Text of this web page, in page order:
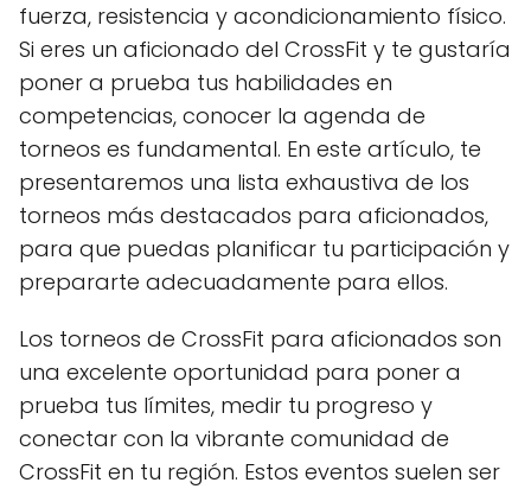
fuerza, resistencia y acondicionamiento físico.
Si eres un aficionado del CrossFit y te gustaría
poner a prueba tus habilidades en
competencias, conocer la agenda de
torneos es fundamental. En este artículo, te
presentaremos una lista exhaustiva de los
torneos más destacados para aficionados,
para que puedas planificar tu participación y
prepararte adecuadamente para ellos.
Los torneos de CrossFit para aficionados son
una excelente oportunidad para poner a
prueba tus límites, medir tu progreso y
conectar con la vibrante comunidad de
CrossFit en tu región. Estos eventos suelen ser